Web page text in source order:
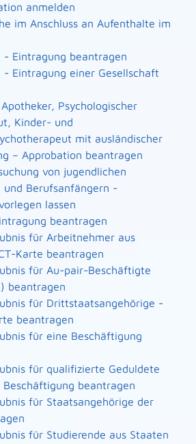
anmelden
im Anschluss an Aufenthalte im
- Eintragung beantragen
Eintragung einer Gesellschaft
Psychologischer
Kinder- und
mit ausländischer
– Approbation beantragen
von jugendlichen
und Berufsanfängern -
lassen
beantragen
für Arbeitnehmer aus
Karte beantragen
für Au-pair-Beschäftigte
beantragen
für Drittstaatsangehörige -
beantragen
für eine Beschäftigung
für qualifizierte Geduldete
beantragen
für Staatsangehörige der
für Studierende aus Staaten